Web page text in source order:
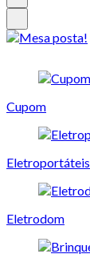
Cupom
Eletroportáteis
Eletrodom